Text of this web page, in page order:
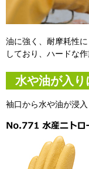
油に強く、耐摩耗性
しており、ハードな
水や油が入り
袖口から水や油が浸